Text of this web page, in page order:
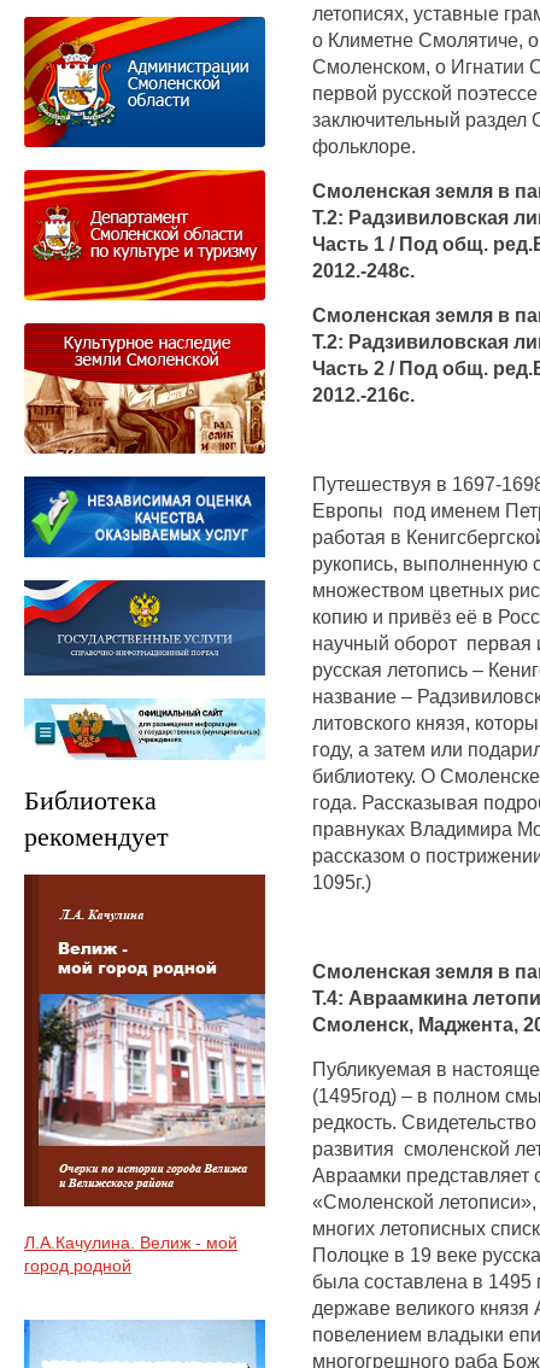
летописях, уставные
о Климетне Смолятиче,
Смоленском, о Игнатии
первой русской
заключительный
фольклоре.
Смоленская земля в
Т.2: Радзивиловская
Часть 1 / Под общ.
2012.-248с.
Смоленская земля в
Т.2: Радзивиловская
Часть 2 / Под общ.
2012.-216с.
Путешествуя в 1697-
Европы под именем
работая в
рукопись, выполненную
множеством цветных
копию и привёз её в
научный оборот первая
русская летопись –
название –
литовского князя,
году, а затем или
библиотеку. О
года. Рассказывая
правнуках Владимира
рассказом о
1095г.)
Смоленская земля в
Т.4: Авраамкина
Смоленск, Маджента,
Публикуемая в
(1495год) – в полном
редкость.
развития смоленской
Авраамки представляет
«Смоленской
многих летописных
Полоцке в 19 веке
была составлена в 1495
державе великого
повелением владыки
многогрешного раба
Библиотека
рекомендует
Л.А.Качулина. Велиж - мой
город родной